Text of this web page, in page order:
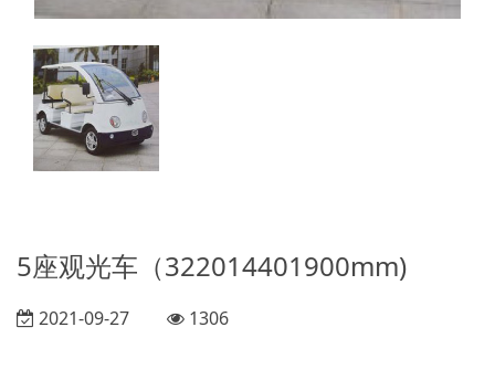
5座观光车（322014401900mm)
2021-09-27 1306